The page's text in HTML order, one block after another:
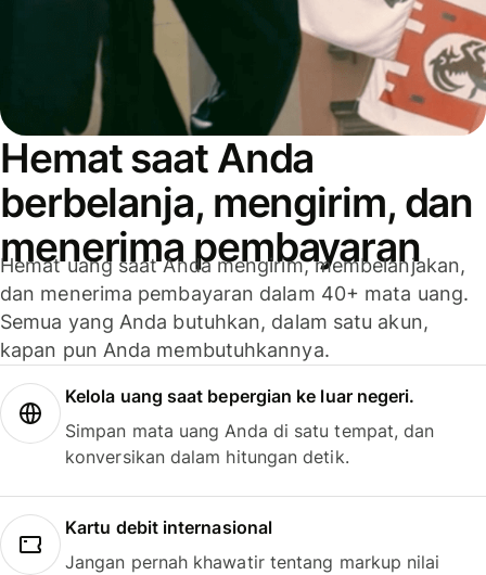
Hemat saat Anda
berbelanja, mengirim, dan
menerima pembayaran
Hemat uang saat Anda mengirim, membelanjakan,
dan menerima pembayaran dalam 40+ mata uang.
Semua yang Anda butuhkan, dalam satu akun,
kapan pun Anda membutuhkannya.
Kelola uang saat bepergian ke luar negeri.
Simpan mata uang Anda di satu tempat, dan
konversikan dalam hitungan detik.
Kartu debit internasional
Jangan pernah khawatir tentang markup nilai